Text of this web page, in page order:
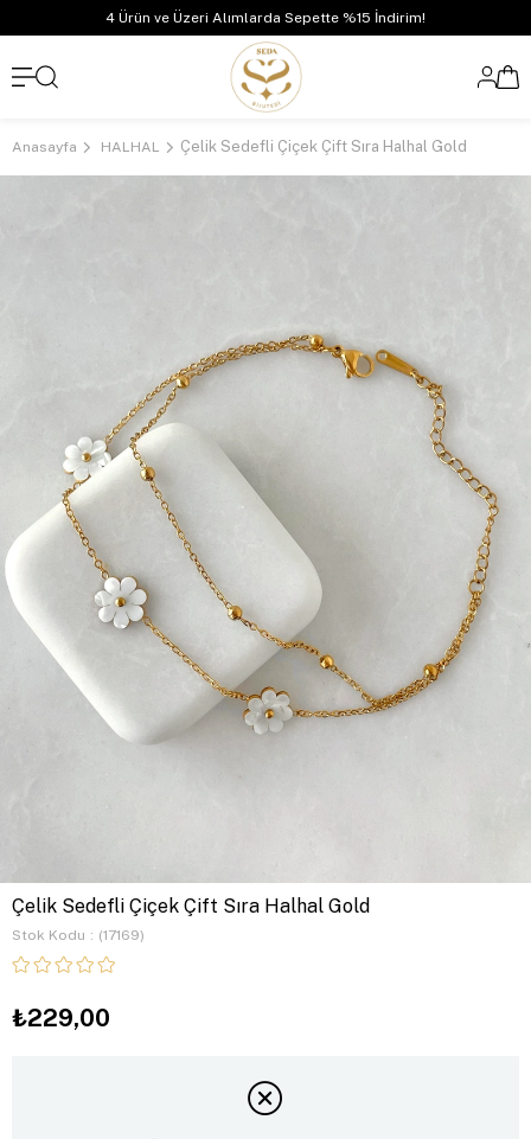
4 Ürün ve Üzeri Alımlarda Sepette %15 İndirim!
Anasayfa HALHAL Çelik Sedefli Çiçek Çift Sıra Halhal Gold
Çelik Sedefli Çiçek Çift Sıra Halhal Gold
Stok Kodu (17169)
₺229,00